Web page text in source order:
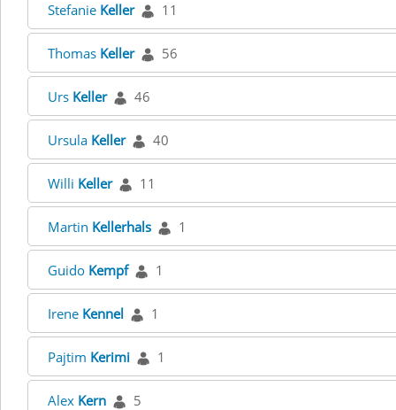
Stefanie Keller 11
Thomas Keller 56
Urs Keller 46
Ursula Keller 40
Willi Keller 11
Martin Kellerhals 1
Guido Kempf 1
Irene Kennel 1
Pajtim Kerimi 1
Alex Kern 5